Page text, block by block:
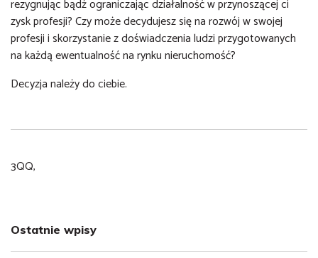
rezygnując bądź ograniczając działalność w przynoszącej ci
zysk profesji? Czy może decydujesz się na rozwój w swojej
profesji i skorzystanie z doświadczenia ludzi przygotowanych
na każdą ewentualność na rynku nieruchomość?
Decyzja należy do ciebie.
3QQ,
Ostatnie wpisy